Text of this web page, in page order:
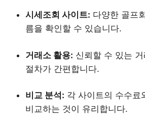
시세조회 사이트: 다양한 골프
름을 확인할 수 있습니다.
거래소 활용: 신뢰할 수 있는
절차가 간편합니다.
비교 분석: 각 사이트의 수수료
비교하는 것이 유리합니다.